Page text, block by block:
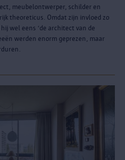
meubelontwerper, schilder en
theoreticus. Omdat zijn invloed zo
wel eens ‘de architect van de
werden enorm geprezen, maar